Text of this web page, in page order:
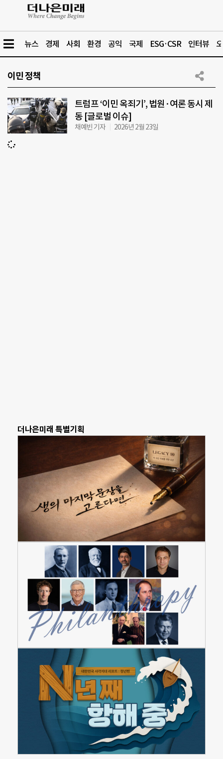
뉴스 경제 사회 환경 공익 국제 ESG·CSR 인터뷰
이민 정책
트럼프 ‘이민 옥죄기’, 법원·여론 동시 제
동 [글로벌 이슈]
채예빈 기자 2026년 2월 23일
더나은미래 특별기획